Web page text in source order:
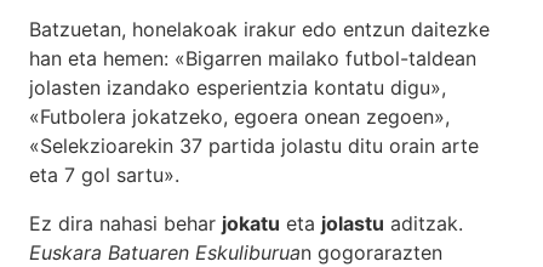
Batzuetan, honelakoak irakur edo entzun daitezke
han eta hemen: «Bigarren mailako futbol-taldean
jolasten izandako esperientzia kontatu digu»,
«Futbolera jokatzeko, egoera onean zegoen»,
«Selekzioarekin 37 partida jolastu ditu orain arte
eta 7 gol sartu».
Ez dira nahasi behar jokatu eta jolastu aditzak.
Euskara Batuaren Eskuliburuan gogorarazten